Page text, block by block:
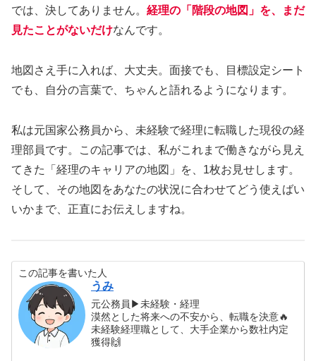
では、決してありません。 経理の「階段の地図」を、まだ
見たことがないだけなんです。
地図さえ手に入れば、大丈夫。面接でも、目標設定シート
でも、自分の言葉で、ちゃんと語れるようになります。
私は元国家公務員から、未経験で経理に転職した現役の経
理部員です。この記事では、私がこれまで働きながら見え
てきた「経理のキャリアの地図」を、1枚お見せします。
そして、その地図をあなたの状況に合わせてどう使えばい
いかまで、正直にお伝えしますね。
この記事を書いた人
うみ
元公務員▶︎未経験・経理
漠然とした将来への不安から、転職を決意🔥
未経験経理職として、大手企業から数社内定
獲得🙌